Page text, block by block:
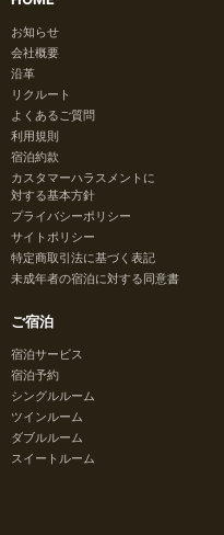
お知らせ
会社概要
沿革
リクルート
よくあるご質問
利用規則
宿泊約款
カスタマーハラスメントに
対する基本方針
プライバシーポリシー
サイトポリシー
特定商取引法に基づく表記
未成年者の宿泊に対する同意書
ご宿泊
宿泊サービス
宿泊予約
シングルルーム
ツインルーム
ダブルルーム
スイートルーム